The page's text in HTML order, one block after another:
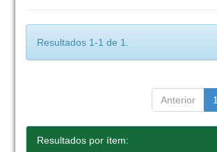
Resultados 1-1 de 1.
Anterior 1
Resultados por ítem: